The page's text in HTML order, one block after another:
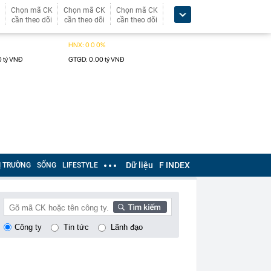
Chọn mã CK
cần theo dõi
Chọn mã CK
cần theo dõi
Chọn mã CK
cần theo dõi
TRƯỜNG SỐNG LIFESTYLE Dữ liệu F INDEX
Công ty Tin tức Lãnh đạo